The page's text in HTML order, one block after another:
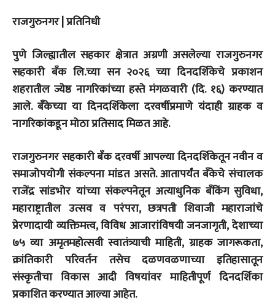
राजगुरुनगर | प्रतिनिधी
पुणे जिल्ह्यातील सहकार क्षेत्रात अग्रणी असलेल्या राजगुरुनगर
सहकारी बँक लि.च्या सन २०२६ च्या दिनदर्शिकेचे प्रकाशन
शहरातील ज्येष्ठ नागरिकांच्या हस्ते मंगळवारी (दि. १६) करण्यात
आले. बँकेच्या या दिनदर्शिकेला दरवर्षीप्रमाणे यंदाही ग्राहक व
नागरिकांकडून मोठा प्रतिसाद मिळत आहे.
राजगुरुनगर सहकारी बँक दरवर्षी आपल्या दिनदर्शिकेतून नवीन व
समाजोपयोगी संकल्पना मांडत असते. आतापर्यंत बँकेचे संचालक
राजेंद्र सांडभोर यांच्या संकल्पनेतून अत्याधुनिक बँकिंग सुविधा,
महाराष्ट्रातील उत्सव व परंपरा, छत्रपती शिवाजी महाराजांचे
प्रेरणादायी व्यक्तिमत्त्व, विविध आजारांविषयी जनजागृती, देशाच्या
७५ व्या अमृतमहोत्सवी स्वातंत्र्याची माहिती, ग्राहक जागरूकता,
क्रांतिकारी परिवर्तन तसेच दळणवळणाच्या इतिहासातून
संस्कृतीचा विकास आदी विषयांवर माहितीपूर्ण दिनदर्शिका
प्रकाशित करण्यात आल्या आहेत.